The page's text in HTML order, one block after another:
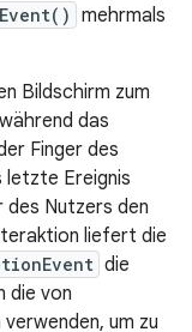
mehrmals
Bildschirm zum
das
Finger des
letzte Ereignis
Nutzers den
liefert die
die
die von
um zu